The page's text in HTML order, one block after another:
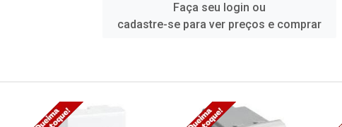
Faça seu login ou
cadastre-se para ver preços e comprar